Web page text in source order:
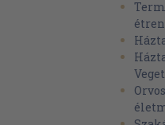
Könnyű